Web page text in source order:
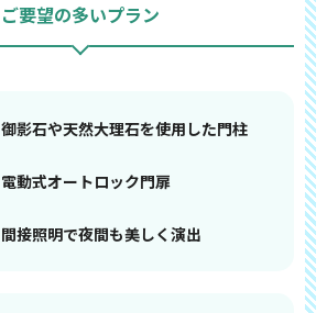
ご要望の多いプラン
御影石や天然大理石を使用した門柱
電動式オートロック門扉
間接照明で夜間も美しく演出